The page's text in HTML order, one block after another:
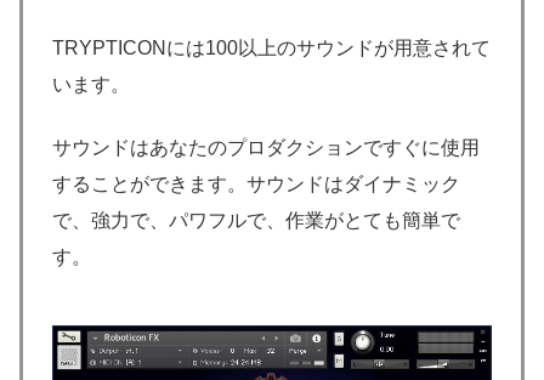
TRYPTICONには100以上のサウンドが用意されて
います。
サウンドはあなたのプロダクションですぐに使用
することができます。サウンドはダイナミック
で、強力で、パワフルで、作業がとても簡単で
す。